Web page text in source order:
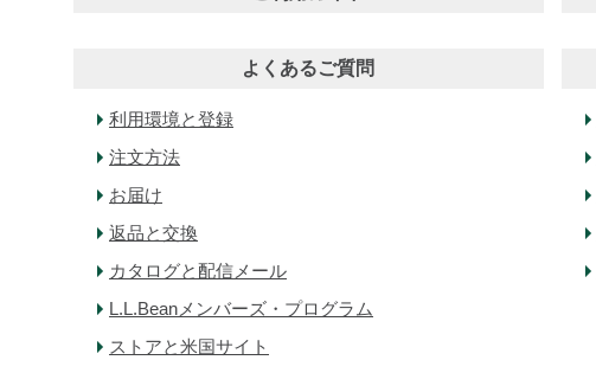
よくあるご質問
利用環境と登録
注文方法
お届け
返品と交換
カタログと配信メール
L.L.Beanメンバーズ・プログラム
ストアと米国サイト